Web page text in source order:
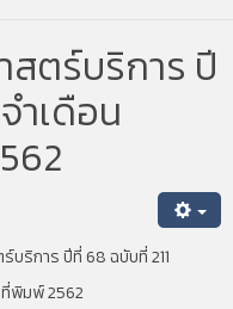
สตร์บริการ ปี
ำเดือน
บริการ ปีที่ 68 ฉบับที่ 211
ที่พิมพ์ 2562